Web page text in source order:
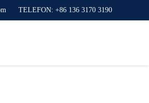
TELEFON: +86 136 3170 3190